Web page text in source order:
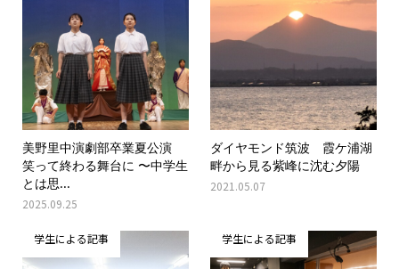
美野里中演劇部卒業夏公演
笑って終わる舞台に 〜中学生
とは思...
2025.09.25
ダイヤモンド筑波 霞ケ浦湖
畔から見る紫峰に沈む夕陽
2021.05.07
学生による記事 学生による記事